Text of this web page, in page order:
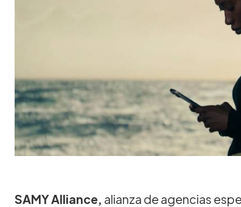
SAMY Alliance, alianza de agencias